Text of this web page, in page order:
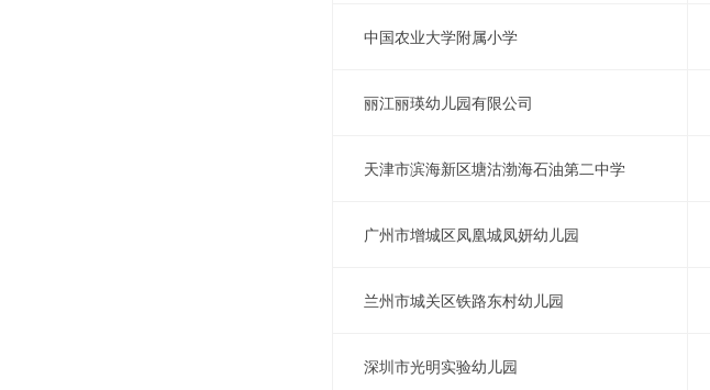
中国农业大学附属小学
丽江丽瑛幼儿园有限公司
天津市滨海新区塘沽渤海石油第二中学
广州市增城区凤凰城凤妍幼儿园
兰州市城关区铁路东村幼儿园
深圳市光明实验幼儿园